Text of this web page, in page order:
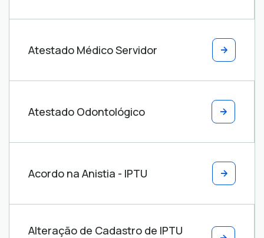
Atestado Médico Servidor
Atestado Odontológico
Acordo na Anistia - IPTU
Alteração de Cadastro de IPTU